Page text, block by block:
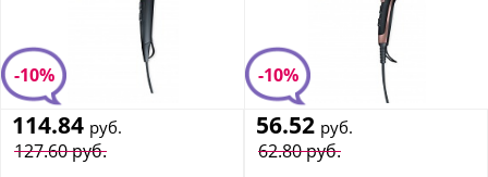
-10%
127.60 руб.
114.84 руб.
-10%
62.80 руб.
56.52 руб.